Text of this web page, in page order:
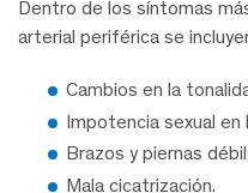
Dentro de los síntomas
arterial periférica se
Cambios en la
Impotencia sexual en
Brazos y piernas
Mala cicatrización.